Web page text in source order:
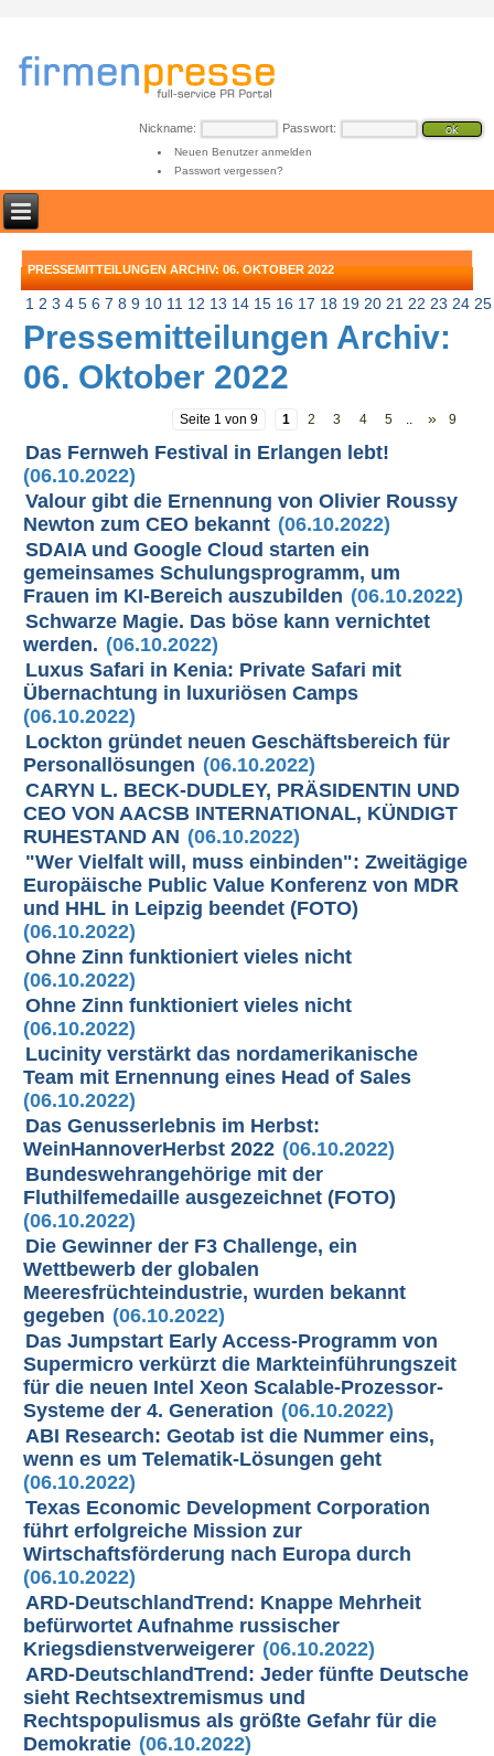
Nickname: Passwort:
Neuen Benutzer anmelden
Passwort vergessen?
PRESSEMITTEILUNGEN ARCHIV: 06. OKTOBER 2022
1 2 3 4 5 6 7 8 9 10 11 12 13 14 15 16 17 18 19 20 21 22 23 24 25
Pressemitteilungen Archiv:
06. Oktober 2022
Seite 1 von 9 1 2 3 4 5 » 9
Das Fernweh Festival in Erlangen lebt!
(06.10.2022)
Valour gibt die Ernennung von Olivier Roussy
Newton zum CEO bekannt (06.10.2022)
SDAIA und Google Cloud starten ein
gemeinsames Schulungsprogramm, um
Frauen im KI-Bereich auszubilden (06.10.2022)
Schwarze Magie. Das böse kann vernichtet
werden. (06.10.2022)
Luxus Safari in Kenia: Private Safari mit
Übernachtung in luxuriösen Camps
(06.10.2022)
Lockton gründet neuen Geschäftsbereich für
Personallösungen (06.10.2022)
CARYN L. BECK-DUDLEY, PRÄSIDENTIN UND
CEO VON AACSB INTERNATIONAL, KÜNDIGT
RUHESTAND AN (06.10.2022)
"Wer Vielfalt will, muss einbinden": Zweitägige
Europäische Public Value Konferenz von MDR
und HHL in Leipzig beendet (FOTO)
(06.10.2022)
Ohne Zinn funktioniert vieles nicht
(06.10.2022)
Ohne Zinn funktioniert vieles nicht
(06.10.2022)
Lucinity verstärkt das nordamerikanische
Team mit Ernennung eines Head of Sales
(06.10.2022)
Das Genusserlebnis im Herbst:
WeinHannoverHerbst 2022 (06.10.2022)
Bundeswehrangehörige mit der
Fluthilfemedaille ausgezeichnet (FOTO)
(06.10.2022)
Die Gewinner der F3 Challenge, ein
Wettbewerb der globalen
Meeresfrüchteindustrie, wurden bekannt
gegeben (06.10.2022)
Das Jumpstart Early Access-Programm von
Supermicro verkürzt die Markteinführungszeit
für die neuen Intel Xeon Scalable-Prozessor-
Systeme der 4. Generation (06.10.2022)
ABI Research: Geotab ist die Nummer eins,
wenn es um Telematik-Lösungen geht
(06.10.2022)
Texas Economic Development Corporation
führt erfolgreiche Mission zur
Wirtschaftsförderung nach Europa durch
(06.10.2022)
ARD-DeutschlandTrend: Knappe Mehrheit
befürwortet Aufnahme russischer
Kriegsdienstverweigerer (06.10.2022)
ARD-DeutschlandTrend: Jeder fünfte Deutsche
sieht Rechtsextremismus und
Rechtspopulismus als größte Gefahr für die
Demokratie (06.10.2022)